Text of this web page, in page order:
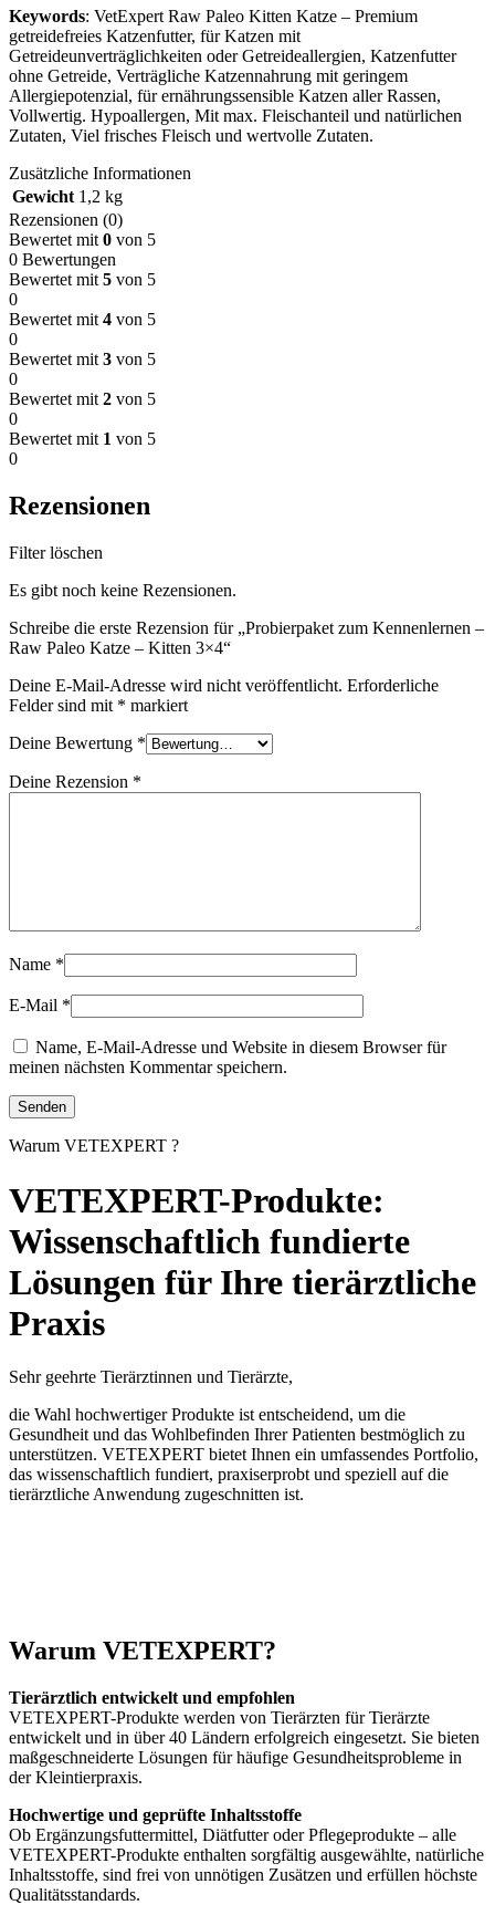
Keywords: VetExpert Raw Paleo Kitten Katze – Premium
getreidefreies Katzenfutter, für Katzen mit
Getreideunverträglichkeiten oder Getreideallergien, Katzenfutter
ohne Getreide, Verträgliche Katzennahrung mit geringem
Allergiepotenzial, für ernährungssensible Katzen aller Rassen,
Vollwertig. Hypoallergen, Mit max. Fleischanteil und natürlichen
Zutaten, Viel frisches Fleisch und wertvolle Zutaten.
Zusätzliche Informationen
Gewicht 1,2 kg
Rezensionen (0)
Bewertet mit 0 von 5
0 Bewertungen
Bewertet mit 5 von 5
0
Bewertet mit 4 von 5
0
Bewertet mit 3 von 5
0
Bewertet mit 2 von 5
0
Bewertet mit 1 von 5
0
Rezensionen
Filter löschen
Es gibt noch keine Rezensionen.
Schreibe die erste Rezension für „Probierpaket zum Kennenlernen –
Raw Paleo Katze – Kitten 3×4“
Deine E-Mail-Adresse wird nicht veröffentlicht. Erforderliche
Felder sind mit * markiert
Deine Bewertung *
Deine Rezension *
Name *
E-Mail *
Name, E-Mail-Adresse und Website in diesem Browser für
meinen nächsten Kommentar speichern.
Warum VETEXPERT ?
VETEXPERT-Produkte:
Wissenschaftlich fundierte
Lösungen für Ihre tierärztliche
Praxis
Sehr geehrte Tierärztinnen und Tierärzte,
die Wahl hochwertiger Produkte ist entscheidend, um die
Gesundheit und das Wohlbefinden Ihrer Patienten bestmöglich zu
unterstützen. VETEXPERT bietet Ihnen ein umfassendes Portfolio,
das wissenschaftlich fundiert, praxiserprobt und speziell auf die
tierärztliche Anwendung zugeschnitten ist.
Warum VETEXPERT?
Tierärztlich entwickelt und empfohlen
VETEXPERT-Produkte werden von Tierärzten für Tierärzte
entwickelt und in über 40 Ländern erfolgreich eingesetzt. Sie bieten
maßgeschneiderte Lösungen für häufige Gesundheitsprobleme in
der Kleintierpraxis.
Hochwertige und geprüfte Inhaltsstoffe
Ob Ergänzungsfuttermittel, Diätfutter oder Pflegeprodukte – alle
VETEXPERT-Produkte enthalten sorgfältig ausgewählte, natürliche
Inhaltsstoffe, sind frei von unnötigen Zusätzen und erfüllen höchste
Qualitätsstandards.